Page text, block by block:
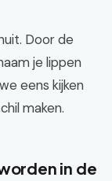
Door de
je lippen
eens kijken
maken.
in de